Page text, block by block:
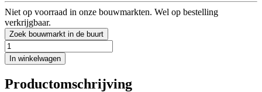
Niet op voorraad in onze bouwmarkten. Wel op bestelling
verkrijgbaar.
Zoek bouwmarkt in de buurt
In winkelwagen
Productomschrijving